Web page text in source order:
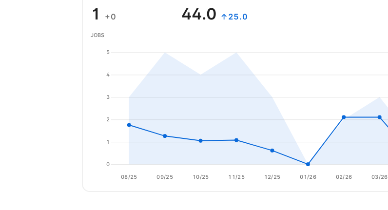
1 +0 44.0 ↑25.0
08/25 09/25 10/25 11/25 12/25 01/26 02/26 03/26
0
1
2
3
4
5
JOBS